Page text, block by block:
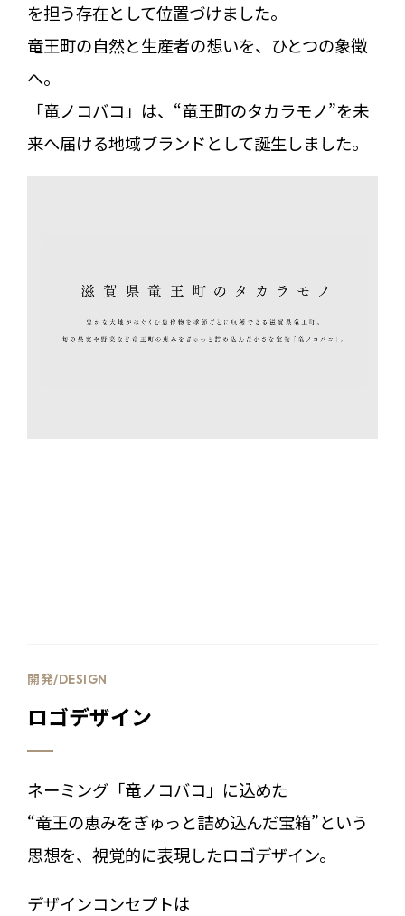
を担う存在として位置づけました。
竜王町の自然と生産者の想いを、ひとつの象徴
へ。
「竜ノコバコ」は、“竜王町のタカラモノ”を未
来へ届ける地域ブランドとして誕生しました。
開発/DESIGN
ロゴデザイン
ネーミング「竜ノコバコ」に込めた
“竜王の恵みをぎゅっと詰め込んだ宝箱”という
思想を、視覚的に表現したロゴデザイン。
デザインコンセプトは